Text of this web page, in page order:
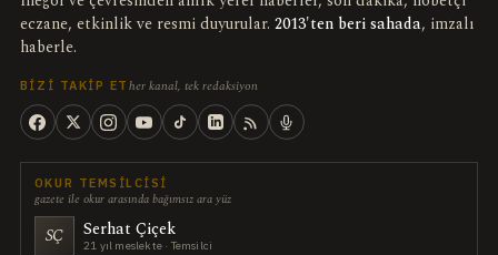
eczane, etkinlik ve resmi duyurular. 2013'ten beri sahada, imzalı
haberle.
BIZI TAKIP ET her kanal, tek redaksiyon
OKUR TEMSILCISI
gazete ile okur arasında bağımsız ara yüz
SÇ Serhat Çiçek
21 yıl meslekte · Temsilci